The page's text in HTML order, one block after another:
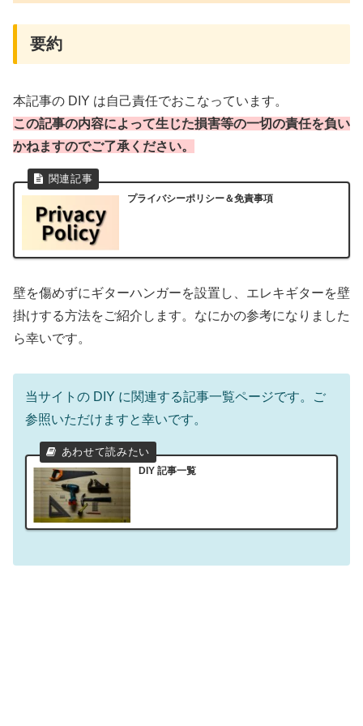
要約
本記事の DIY は自己責任でおこなっています。
この記事の内容によって生じた損害等の一切の責任を負い
かねますのでご了承ください。
プライバシーポリシー＆免責事項
壁を傷めずにギターハンガーを設置し、エレキギターを壁
掛けする方法をご紹介します。なにかの参考になりました
ら幸いです。
当サイトの DIY に関連する記事一覧ページです。ご
参照いただけますと幸いです。
DIY 記事一覧